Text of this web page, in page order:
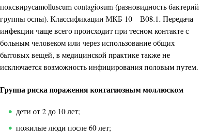
поксвирусаmolluscum contagiosum (разновидность бактерий
группы оспы). Классификации МКБ-10 – В08.1. Передача
инфекции чаще всего происходит при тесном контакте с
больным человеком или через использование общих
бытовых вещей, в медицинской практике также не
исключается возможность инфицирования половым путем.
Группа риска поражения контагиозным моллюском
дети от 2 до 10 лет;
пожилые люди после 60 лет;